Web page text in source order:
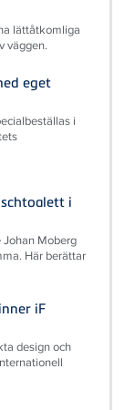
lättåtkomliga
väggen.
eget
i
i
Johan Moberg
Här berättar
iF
design och